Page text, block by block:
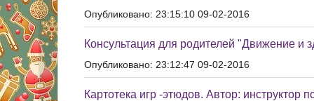
Опубликовано: 23:15:10 09-02-2016
Консультация для родителей "Движение и
Опубликовано: 23:12:47 09-02-2016
Картотека игр -этюдов. Автор: инструктор